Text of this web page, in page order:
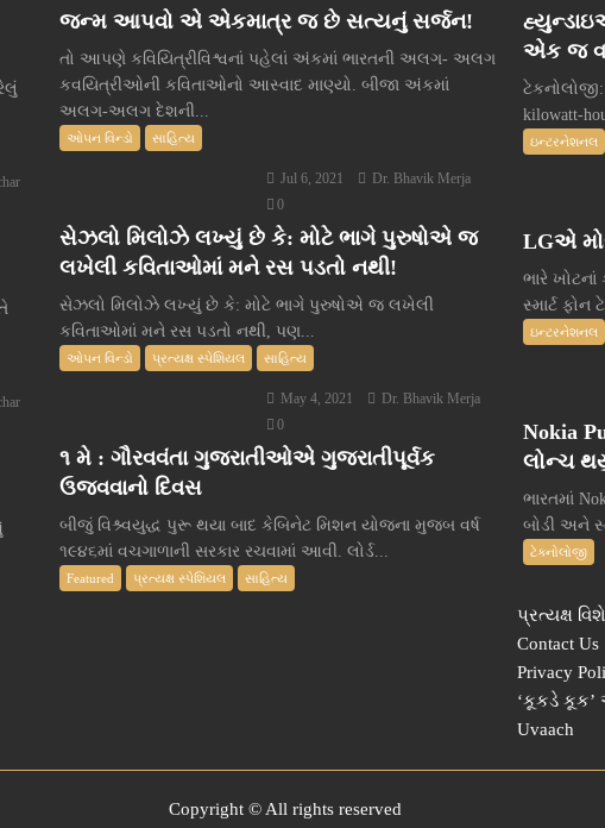
જન્મ આપવો એ એકમાત્ર જ છે સત્યનું સર્જન!
તો આપણે કવિયિત્રીવિશ્વનાં પહેલાં અંકમાં ભારતની અલગ- અલગ
કવયિત્રીઓની કવિતાઓનો આસ્વાદ માણ્યો. બીજા અંકમાં
અલગ-અલગ દેશની...
ઓપન વિન્ડો સાહિત્ય
Jul 6, 2021
Dr. Bhavik Merja
0
સેઝલો મિલોઝે લખ્યું છે કે: મોટે ભાગે પુરુષોએ જ
લખેલી કવિતાઓમાં મને રસ પડતો નથી!
સેઝલો મિલોઝે લખ્યું છે કે: મોટે ભાગે પુરુષોએ જ લખેલી
કવિતાઓમાં મને રસ પડતો નથી, પણ...
ઓપન વિન્ડો પ્રત્યક્ષ સ્પેશિયલ સાહિત્ય
May 4, 2021
Dr. Bhavik Merja
0
૧ મે : ગૌરવવંતા ગુજરાતીઓએ ગુજરાતીપૂર્વક
ઉજવવાનો દિવસ
બીજું વિશ્ર્વયુદ્ધ પુરૂ થયા બાદ કેબિનેટ મિશન યોજના મુજબ વર્ષ
૧૯૪૬માં વચગાળાની સરકાર રચવામાં આવી. લોર્ડ...
Featured પ્રત્યક્ષ સ્પેશિયલ સાહિત્ય
એક જ
kilowatt-
ઇન્ટરનેશનલ
LGએ
ભારે
સ્માર્ટ ફોન
ઇન્ટરનેશનલ
Nokia
લોન્ચ
ભારતમાં
બોડી અને
ટેક્નોલોજી
પ્રત્યક્ષ વિશે
Contact Us
Privacy
‘કૂકડે
Uvaach
Copyright © All rights reserved